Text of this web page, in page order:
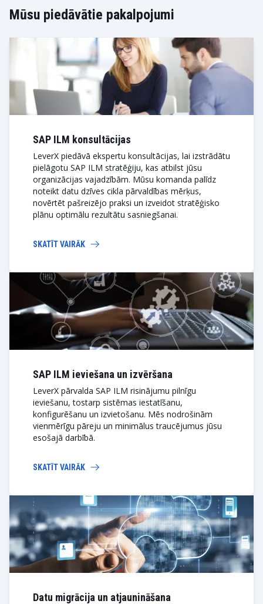
Mūsu piedāvātie pakalpojumi
SAP ILM konsultācijas
LeverX piedāvā ekspertu konsultācijas, lai izstrādātu
pielāgotu SAP ILM stratēģiju, kas atbilst jūsu
organizācijas vajadzībām. Mūsu komanda palīdz
noteikt datu dzīves cikla pārvaldības mērķus,
novērtēt pašreizējo praksi un izveidot stratēģisko
plānu optimālu rezultātu sasniegšanai.
SKATĪT VAIRĀK
SAP ILM ieviešana un izvēršana
LeverX pārvalda SAP ILM risinājumu pilnīgu
ieviešanu, tostarp sistēmas iestatīšanu,
konfigurēšanu un izvietošanu. Mēs nodrošinām
vienmērīgu pāreju un minimālus traucējumus jūsu
esošajā darbībā.
SKATĪT VAIRĀK
Datu migrācija un atjaunināšana